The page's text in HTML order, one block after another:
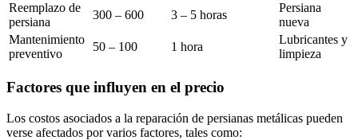
Reemplazo de
persiana
300 – 600 3 – 5 horas
Persiana
nueva
Mantenimiento
preventivo
50 – 100 1 hora
Lubricantes y
limpieza
Factores que influyen en el precio
Los costos asociados a la reparación de persianas metálicas pueden
verse afectados por varios factores, tales como: